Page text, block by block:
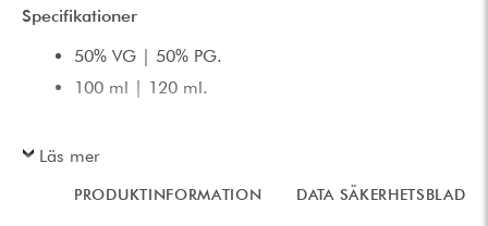
Specifikationer
50% VG | 50% PG.
100 ml | 120 ml.
Läs mer
PRODUKTINFORMATION DATA SÄKERHETSBLAD